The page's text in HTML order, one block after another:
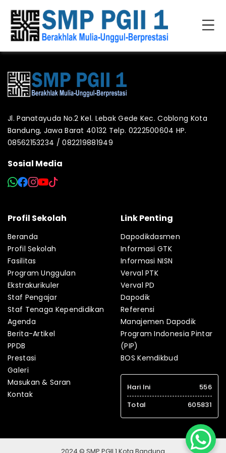
Jl. Panatayuda No.2 Kel. Lebak Gede Kec. Coblong Kota
Bandung, Jawa Barat 40132 Telp. 0222500604 HP.
08562153234 / 082219881949
Sosial Media
Profil Sekolah
Beranda
Profil Sekolah
Fasilitas
Program Unggulan
Ekstrakurikuler
Staf Pengajar
Staf Tenaga Kependidikan
Agenda
Berita-Artikel
PPDB
Prestasi
Galeri
Masukan & Saran
Kontak
Link Penting
Dapodikdasmen
Informasi GTK
Informasi NISN
Verval PTK
Verval PD
Dapodik
Referensi
Manajemen Dapodik
Program Indonesia Pintar
(PIP)
BOS Kemdikbud
Hari Ini
556
Total
605831